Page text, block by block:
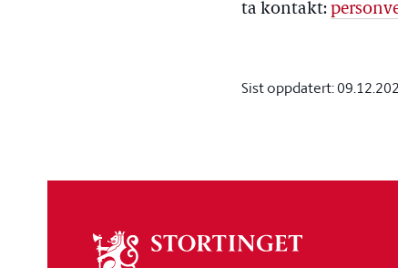
ta kontakt:
Sist oppdatert: